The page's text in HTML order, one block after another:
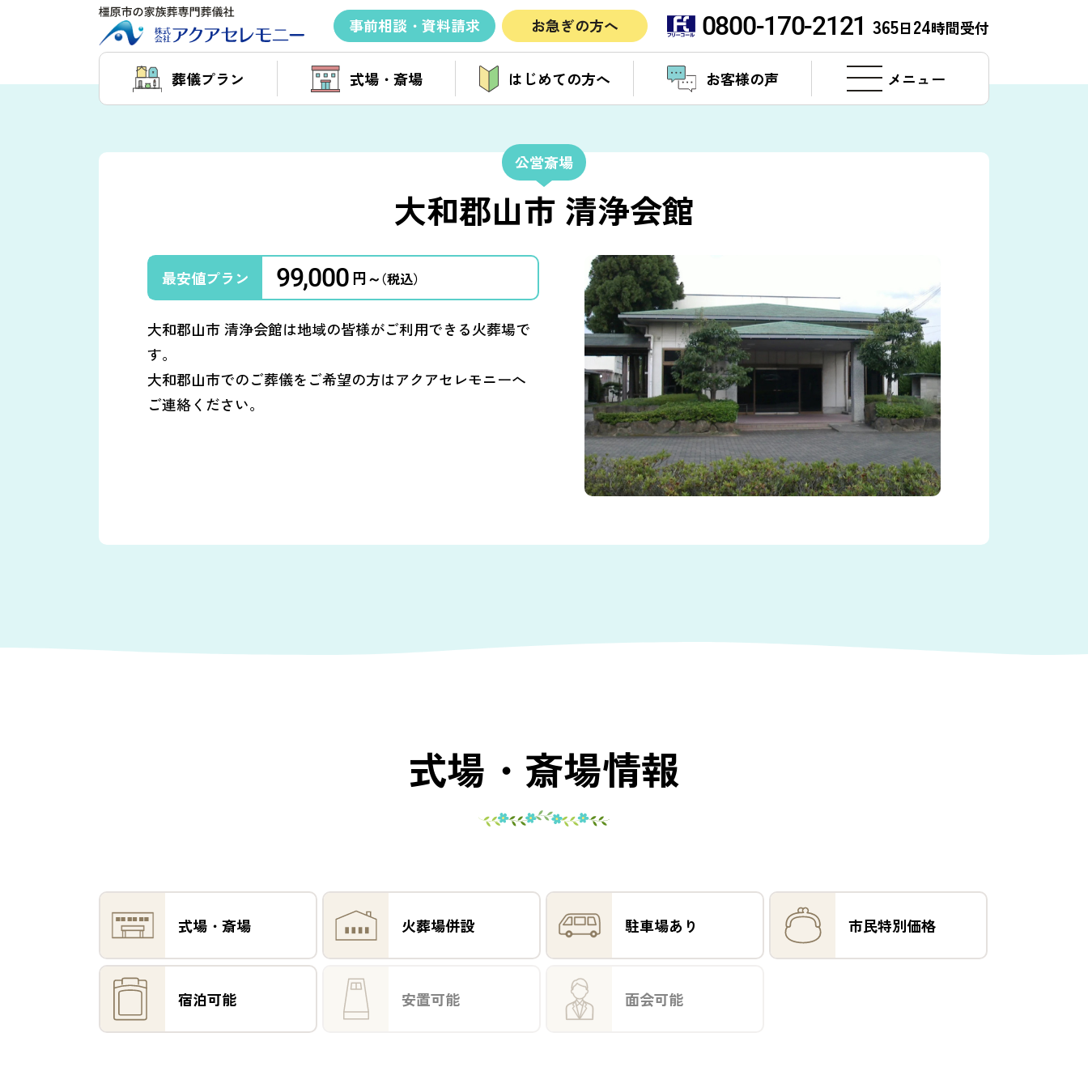
事前相談・資料請求 お急ぎの方へ 0800-170-2121 365日24時間受付
葬儀プラン 式場・斎場 はじめての方へ お客様の声 メニュー
公営斎場
大和郡山市 清浄会館
最安値プラン 99,000 （税込）
円～
大和郡山市 清浄会館は地域の皆様がご利用できる火葬場で
す。
大和郡山市でのご葬儀をご希望の方はアクアセレモニーへ
ご連絡ください。
式場・斎場情報
式場・斎場 火葬場併設 駐車場あり 市民特別価格
宿泊可能 安置可能 面会可能